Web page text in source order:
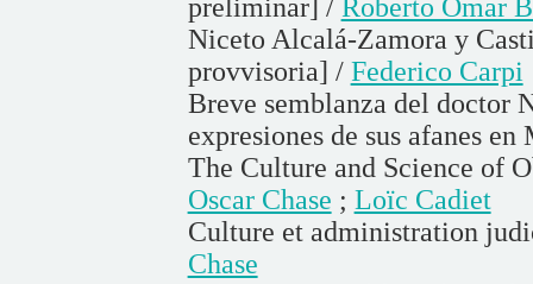
preliminar] / Roberto Omar
Niceto Alcalá-Zamora y
provvisoria] / Federico Carpi
Breve semblanza del doctor
expresiones de sus afanes
The Culture and Science of
Oscar Chase ; Loïc Cadiet
Culture et administration
Chase